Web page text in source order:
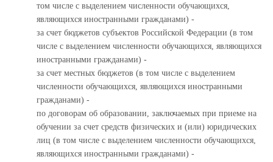
том числе с выделением численности обучающихся,
являющихся иностранными гражданами) -
за счет бюджетов субъектов Российской Федерации (в том
числе с выделением численности обучающихся, являющихся
иностранными гражданами) -
за счет местных бюджетов (в том числе с выделением
численности обучающихся, являющихся иностранными
гражданами) -
по договорам об образовании, заключаемых при приеме на
обучении за счет средств физических и (или) юридических
лиц (в том числе с выделением численности обучающихся,
являющихся иностранными гражданами) -